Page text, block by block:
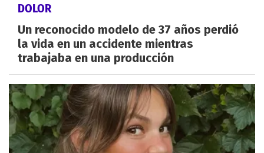
DOLOR
Un reconocido modelo de 37 años perdió
la vida en un accidente mientras
trabajaba en una producción